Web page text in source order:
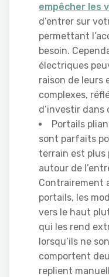
empêcher les
d’entrer sur
permettant
besoin.
électriques
raison de leurs
complexes,
d’investir dans
Portails
sont parfaits
terrain est plus
autour de
Contrairement
portails, les
vers le haut
qui les rend
lorsqu’ils ne
comportent
replient